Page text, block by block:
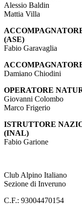
Alessio Baldin
Mattia Villa
(ASE)
Fabio Garavaglia
Damiano Chiodini
OPERATORE
Giovanni Colombo
Marco Frigerio
ISTRUTTORE
(INAL)
Fabio Garione
Club Alpino Italiano
Sezione di Inveruno
C.F.: 93004470154